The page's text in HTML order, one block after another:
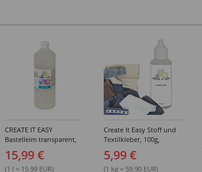
CREATE IT EASY
Bastelleim transparent,
ohne Lösungsmittel,
1000 ml
15,99 €
(1 l = 15.99 EUR)
Create It Easy Stoff und
Textilkleber, 100g,
Kunststoffflasche mit
Maldüse
5,99 €
(1 kg = 59.90 EUR)